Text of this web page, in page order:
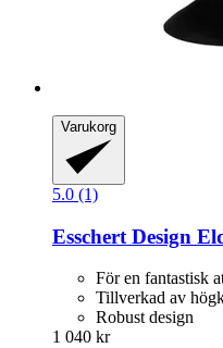
Varukorg
5.0 (1)
Esschert Design
För en fantastisk
Tillverkad av
Robust design
1 040 kr